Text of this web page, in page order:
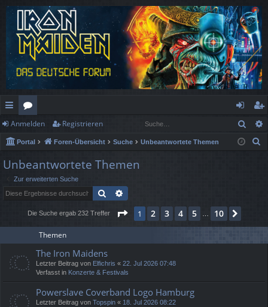
ch
ne
llz
or
en
n
m
eg
ist
Anmelden Registrieren
Portal Foren-Übersicht Suche Unbeantwortete Themen
Unbeantwortete Themen
Zur erweiterten Suche
Suche
Die Suche ergab 232 Treffer Seite 1von 10
1 2 3 4 5 … 10
Themen
The Iron Maidens
Letzter Beitrag von Elfichris « 22. Jul 2026 07:48
Verfasst in Konzerte & Festivals
Powerslave Coverband Logo Hamburg
Letzter Beitrag von Topspin « 18. Jul 2026 08:22